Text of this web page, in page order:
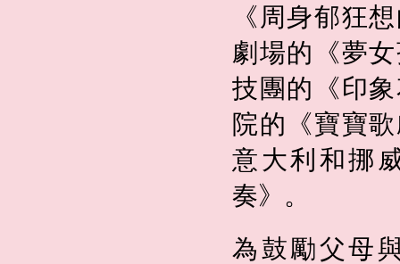
《周身郁狂
劇場的《夢
技團的《印
院的《寶寶
意大利和挪
奏》。
為鼓勵父母